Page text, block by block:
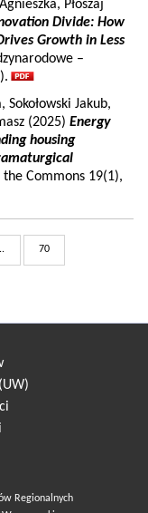
Płoszaj
Divide: How
Growth in Less
–
Sokołowski Jakub,
(2025) Energy
housing
Commons 19(1),
70
Regionalnych